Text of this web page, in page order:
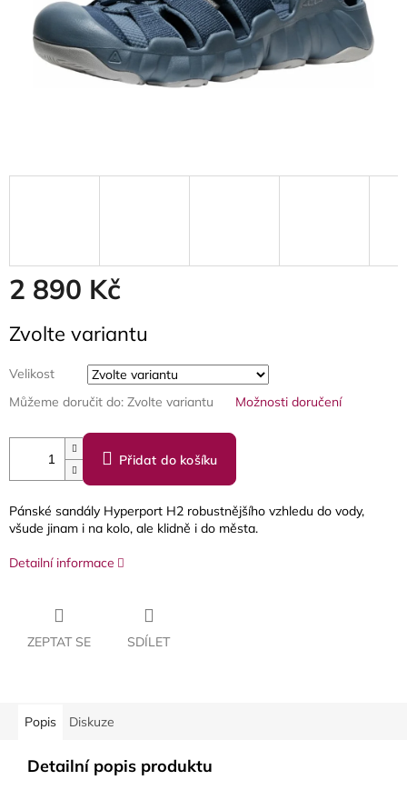
2 890 Kč
cena:
Zvolte variantu
Velikost
Můžeme doručit do: Zvolte variantu Možnosti doručení
Přidat do košíku
Pánské sandály Hyperport H2 robustnějšího vzhledu do vody,
všude jinam i na kolo, ale klidně i do města.
Detailní informace
ZEPTAT SE SDÍLET
Popis Diskuze
Detailní popis produktu